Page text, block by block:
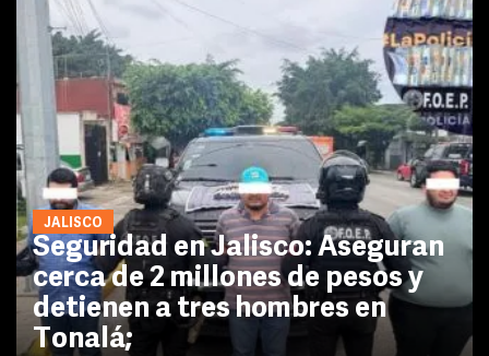
JALISCO
Seguridad en Jalisco: Aseguran
cerca de 2 millones de pesos y
detienen a tres hombres en
Tonalá;